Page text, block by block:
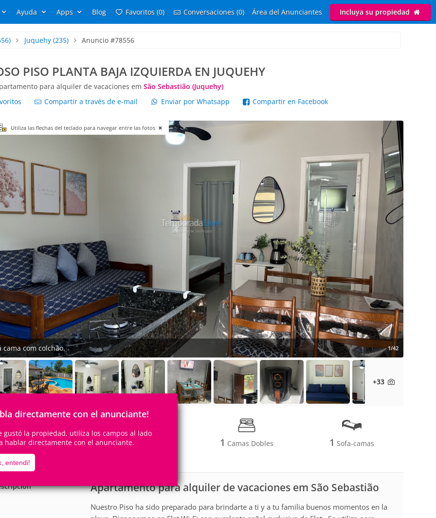
Ayuda Apps Blog Favoritos (0) Conversaciones (0) Área del Anunciantes Incluya su propiedad
Juquehy(235) Anuncio #78556
PISO PLANTA BAJA IZQUIERDA EN JUQUEHY
para alquiler de vacaciones em São Sebastião (Juquehy)
Compartir a través de e-mail Enviar por Whatsapp Compartir en Facebook
directamente con el anunciante!
gustó la propiedad, utiliza los campos al lado
hablar directamente con el anunciante.
entendi!
Utiliza las flechas del teclado para navegar entre las fotos
cama com colchão. 1/42
+33
4Personas 1Cuartos 1 Camas Dobles 1 Sofa-camas
Apartamento para alquiler de vacaciones em São Sebastião
Nuestro Piso ha sido preparado para brindarte a ti y a tu familia buenos momentos en la